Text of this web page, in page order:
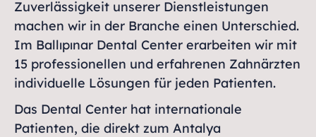
Zuverlässigkeit unserer Dienstleistungen
machen wir in der Branche einen Unterschied.
Im Ballıpınar Dental Center erarbeiten wir mit
15 professionellen und erfahrenen Zahnärzten
individuelle Lösungen für jeden Patienten.
Das Dental Center hat internationale
Patienten, die direkt zum Antalya